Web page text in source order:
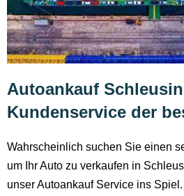
Autoankauf
Kundenservice der
Wahrscheinlich suchen Sie einen
um Ihr Auto zu verkaufen in
unser Autoankauf Service ins